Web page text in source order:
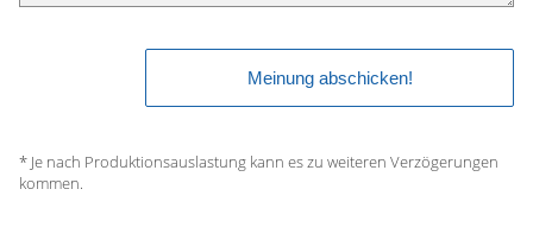
* Je nach Produktionsauslastung kann es zu weiteren Verzögerungen
kommen.